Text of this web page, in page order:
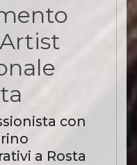
con
a Rosta